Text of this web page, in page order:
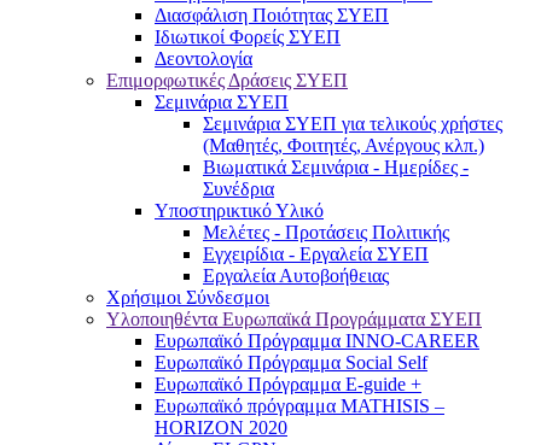
Διασφάλιση Ποιότητας ΣΥΕΠ
Ιδιωτικοί Φορείς ΣΥΕΠ
Δεοντολογία
Επιμορφωτικές Δράσεις ΣΥΕΠ
Σεμινάρια ΣΥΕΠ
Σεμινάρια ΣΥΕΠ για τελικούς χρήστες
(Μαθητές, Φοιτητές, Ανέργους κλπ.)
Βιωματικά Σεμινάρια - Ημερίδες -
Συνέδρια
Υποστηρικτικό Υλικό
Μελέτες - Προτάσεις Πολιτικής
Εγχειρίδια - Εργαλεία ΣΥΕΠ
Εργαλεία Αυτοβοήθειας
Χρήσιμοι Σύνδεσμοι
Υλοποιηθέντα Ευρωπαϊκά Προγράμματα ΣΥΕΠ
Ευρωπαϊκό Πρόγραμμα INNO-CAREER
Ευρωπαϊκό Πρόγραμμα Social Self
Ευρωπαϊκό Πρόγραμμα E-guide +
Ευρωπαϊκό πρόγραμμα MATHISIS –
HORIZON 2020